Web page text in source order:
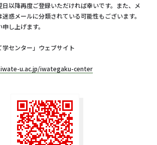
日以降再度ご登録いただければ幸いです。また、メ
惑メールに分類されている可能性もございます。
し上げます。
センター」ウェブサイト
u.ac.jp/iwategaku-center